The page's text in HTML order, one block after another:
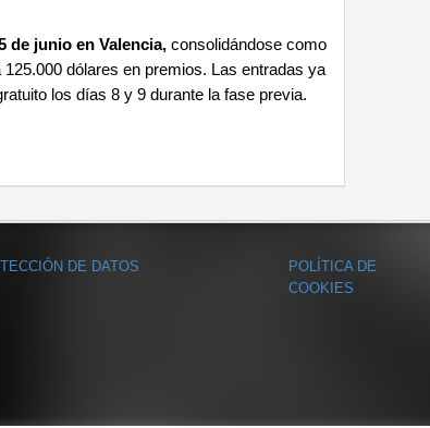
de junio en Valencia, consolidándose como
125.000 dólares en premios. Las entradas ya
los días 8 y 9 durante la fase previa.
DE DATOS
POLÍTICA DE
COOKIES